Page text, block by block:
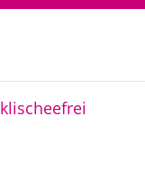
klischeefrei